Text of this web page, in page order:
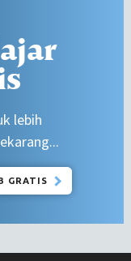
lebih
GRATIS